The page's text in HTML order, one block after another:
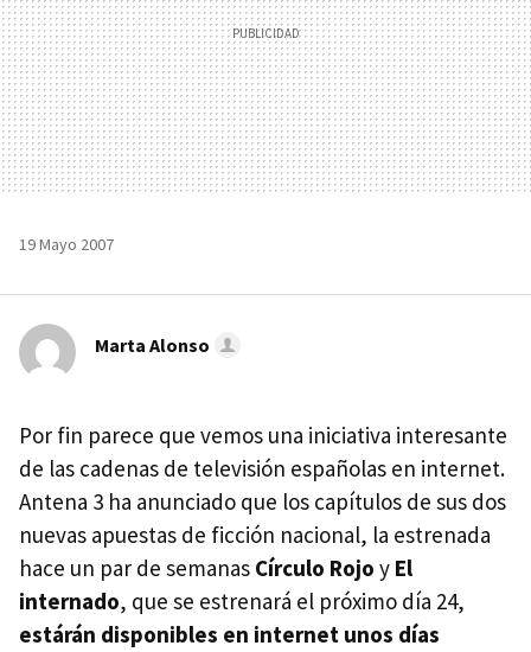
19 Mayo 2007
Marta Alonso
Por fin parece que vemos una iniciativa interesante
de las cadenas de televisión españolas en internet.
Antena 3 ha anunciado que los capítulos de sus dos
nuevas apuestas de ficción nacional, la estrenada
hace un par de semanas Círculo Rojo y El
internado, que se estrenará el próximo día 24,
estárán disponibles en internet unos días